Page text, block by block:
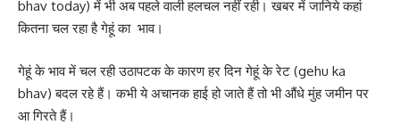
bhav today) में भी अब पहले वाली हलचल नहीं रही। खबर में जानिये कहां
कितना चल रहा है गेहूं का भाव।
गेहूं के भाव में चल रही उठापटक के कारण हर दिन गेहूं के रेट (gehu ka
bhav) बदल रहे हैं। कभी ये अचानक हाई हो जाते हैं तो भी औंधे मुंह जमीन पर
आ गिरते हैं।